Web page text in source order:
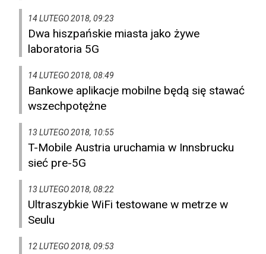
14 LUTEGO 2018, 09:23
Dwa hiszpańskie miasta jako żywe
laboratoria 5G
14 LUTEGO 2018, 08:49
Bankowe aplikacje mobilne będą się stawać
wszechpotężne
13 LUTEGO 2018, 10:55
T-Mobile Austria uruchamia w Innsbrucku
sieć pre-5G
13 LUTEGO 2018, 08:22
Ultraszybkie WiFi testowane w metrze w
Seulu
12 LUTEGO 2018, 09:53